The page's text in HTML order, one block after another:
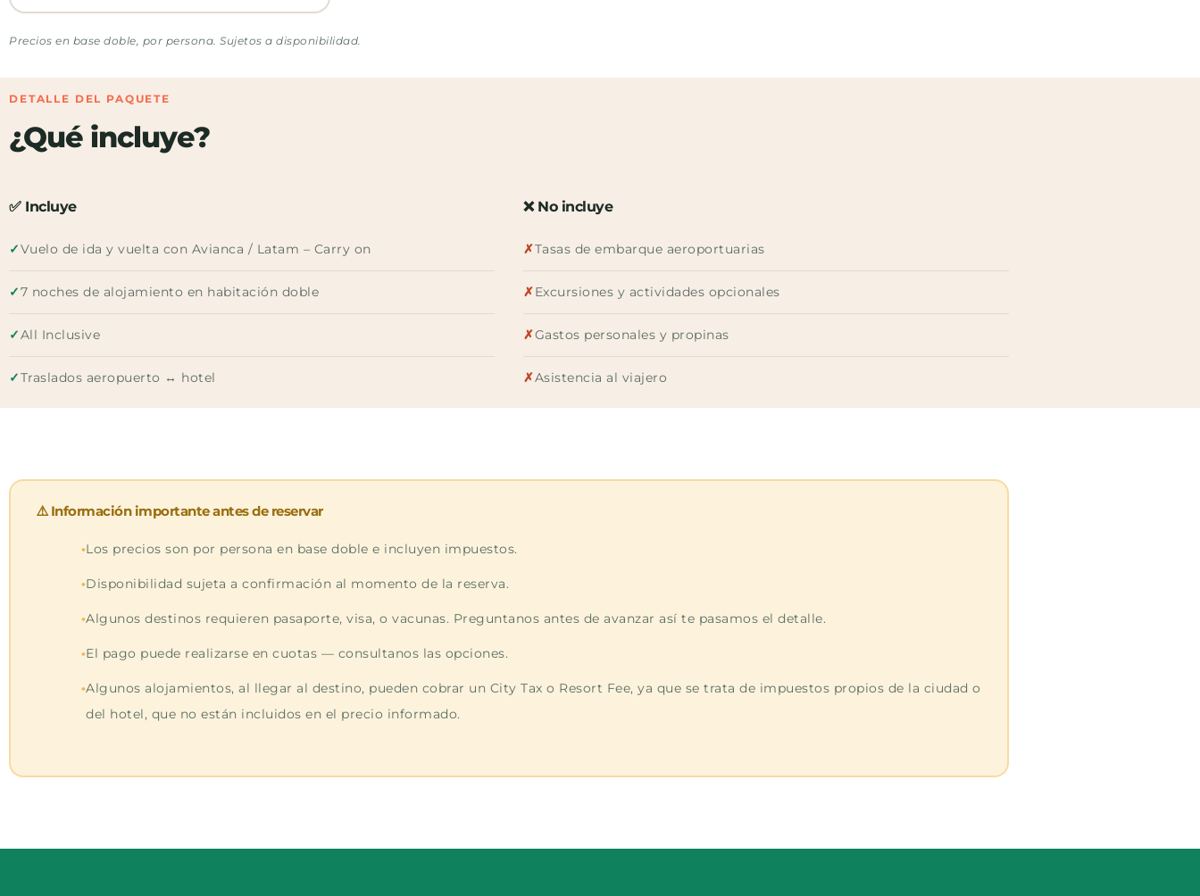
Precios en base doble, por persona. Sujetos a disponibilidad.
DETALLE DEL PAQUETE
¿Qué incluye?
✅ Incluye
✓Vuelo de ida y vuelta con Avianca / Latam – Carry on
✓7 noches de alojamiento en habitación doble
✓All Inclusive
✓Traslados aeropuerto ↔ hotel
❌ No incluye
✗Tasas de embarque aeroportuarias
✗Excursiones y actividades opcionales
✗Gastos personales y propinas
✗Asistencia al viajero
⚠️ Información importante antes de reservar
Los precios son por persona en base doble e incluyen impuestos.
Disponibilidad sujeta a confirmación al momento de la reserva.
Algunos destinos requieren pasaporte, visa, o vacunas. Preguntanos antes de avanzar así te pasamos el detalle.
El pago puede realizarse en cuotas — consultanos las opciones.
Algunos alojamientos, al llegar al destino, pueden cobrar un City Tax o Resort Fee, ya que se trata de impuestos propios de la ciudad o
del hotel, que no están incluidos en el precio informado.